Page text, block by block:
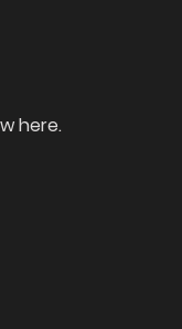
here.